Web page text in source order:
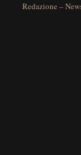
Redazione –